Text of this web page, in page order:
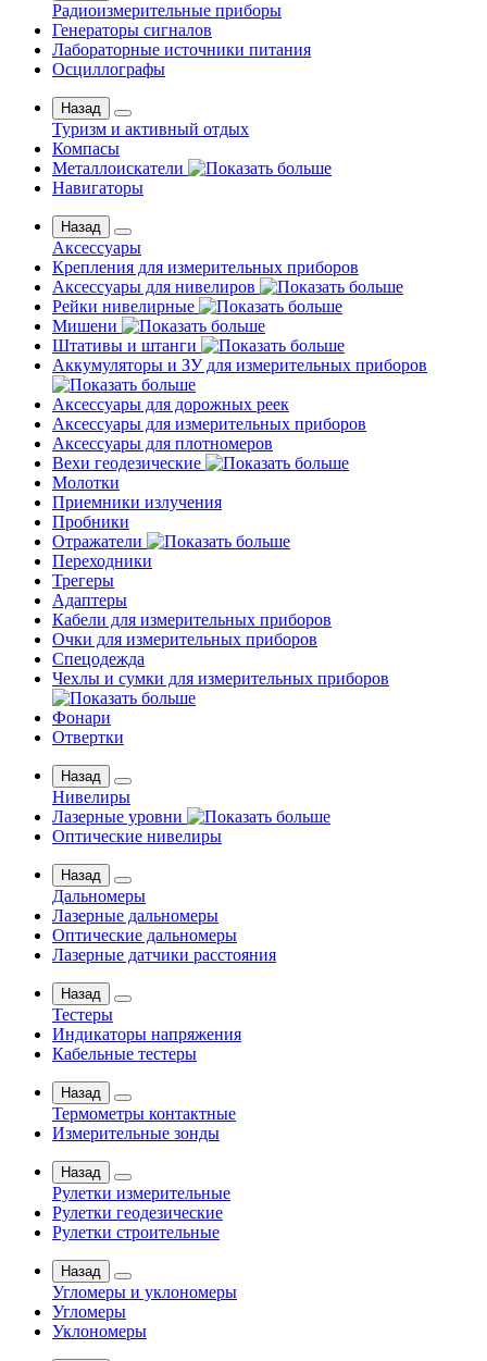
Радиоизмерительные приборы
Генераторы сигналов
Лабораторные источники питания
Осциллографы
Назад
Туризм и активный отдых
Компасы
Металлоискатели
Навигаторы
Назад
Аксессуары
Крепления для измерительных приборов
Аксессуары для нивелиров
Рейки нивелирные
Мишени
Штативы и штанги
Аккумуляторы и ЗУ для измерительных приборов
Аксессуары для дорожных реек
Аксессуары для измерительных приборов
Аксессуары для плотномеров
Вехи геодезические
Молотки
Приемники излучения
Пробники
Отражатели
Переходники
Трегеры
Адаптеры
Кабели для измерительных приборов
Очки для измерительных приборов
Спецодежда
Чехлы и сумки для измерительных приборов
Фонари
Отвертки
Назад
Нивелиры
Лазерные уровни
Оптические нивелиры
Назад
Дальномеры
Лазерные дальномеры
Оптические дальномеры
Лазерные датчики расстояния
Назад
Тестеры
Индикаторы напряжения
Кабельные тестеры
Назад
Термометры контактные
Измерительные зонды
Назад
Рулетки измерительные
Рулетки геодезические
Рулетки строительные
Назад
Угломеры и уклономеры
Угломеры
Уклономеры